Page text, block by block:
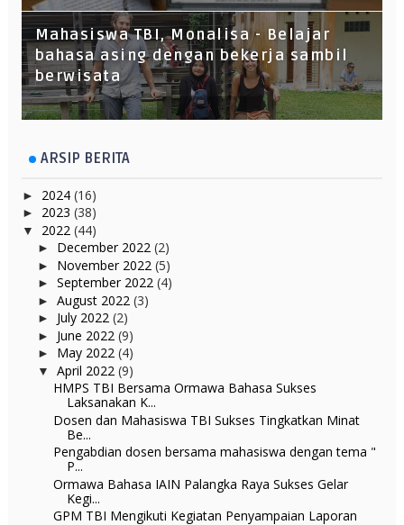
Mahasiswa TBI, Monalisa - Belajar
bahasa asing dengan bekerja sambil
berwisata
ARSIP BERITA
► 2024 (16)
► 2023 (38)
▼ 2022 (44)
► December 2022 (2)
► November 2022 (5)
► September 2022 (4)
► August 2022 (3)
► July 2022 (2)
► June 2022 (9)
► May 2022 (4)
▼ April 2022 (9)
HMPS TBI Bersama Ormawa Bahasa Sukses
Laksanakan K...
Dosen dan Mahasiswa TBI Sukses Tingkatkan Minat
Be...
Pengabdian dosen bersama mahasiswa dengan tema "
P...
Ormawa Bahasa IAIN Palangka Raya Sukses Gelar
Kegi...
GPM TBI Mengikuti Kegiatan Penyampaian Laporan